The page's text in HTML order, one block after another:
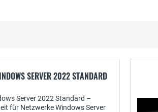
SERVER 2022 STANDARD
Server 2022 Standard –
für Netzwerke Windows Server